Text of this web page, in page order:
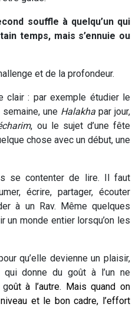
souffle à quelqu’un qui
temps, mais s’ennuie ou
et de la profondeur.
clair : par exemple étudier le
semaine, une Halakha par jour,
, ou le sujet d’une fête
chose avec un début, une
se contenter de lire. Il faut
écrire, partager, écouter
à un Rav. Même quelques
un monde entier lorsqu’on les
qu’elle devienne un plaisir,
donne du goût à l’un ne
goût à l’autre. Mais quand on
et le bon cadre, l’effort